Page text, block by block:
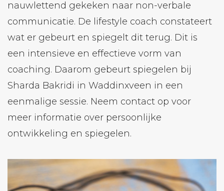
nauwlettend gekeken naar non-verbale
communicatie. De lifestyle coach constateert
wat er gebeurt en spiegelt dit terug. Dit is
een intensieve en effectieve vorm van
coaching. Daarom gebeurt spiegelen bij
Sharda Bakridi in Waddinxveen in een
eenmalige sessie. Neem contact op voor
meer informatie over persoonlijke
ontwikkeling en spiegelen.